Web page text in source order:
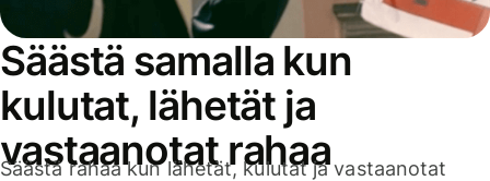
Säästä samalla kun
kulutat, lähetät ja
vastaanotat rahaa
Säästä rahaa kun lähetät, kulutat ja vastaanotat